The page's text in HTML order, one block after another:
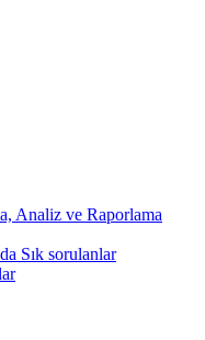
Analiz ve Raporlama
Sık sorulanlar